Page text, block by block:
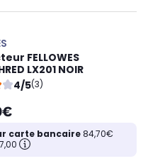
FELLOWES
LX201 NOIR
4/5(3)
carte bancaire84,70€